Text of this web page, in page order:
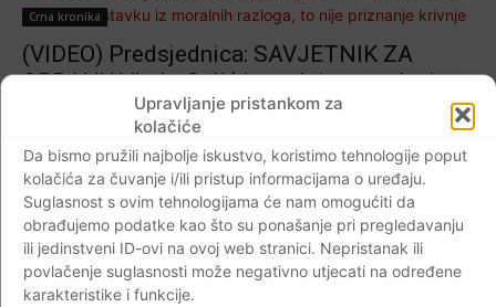
Upravljanje pristankom za
kolačiće
Da bismo pružili najbolje iskustvo, koristimo tehnologije poput
kolačića za čuvanje i/ili pristup informacijama o uređaju.
Suglasnost s ovim tehnologijama će nam omogućiti da
obrađujemo podatke kao što su ponašanje pri pregledavanju
ili jedinstveni ID-ovi na ovoj web stranici. Nepristanak ili
povlačenje suglasnosti može negativno utjecati na određene
karakteristike i funkcije.
Crna kronika
(VIDEO) Predsjednica: SAVJETNIK ZA
OBRANU Vlado Galić je podnio ostavku iz
moralnih razloga, to nije priznanje krivnje
Impressum Kontaktirajte nas Pravila o privatnosti
© Newspaper WordPress Theme by TagDiv